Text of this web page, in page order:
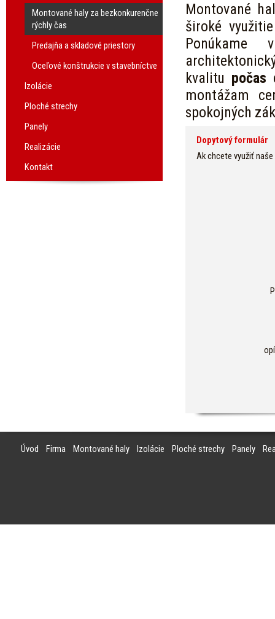
Montované haly za bezkonkurenčne
rýchly čas
Predajňa a skladové priestory
Oceľové konštrukcie v stavebníctve
Izolácie
Ploché strechy
Panely
Realizácie
Kontakt
Montované
široké
Ponúkame
kvalitu počas
montážam
spokojných
Dopytový formulár
Ak chcete využiť
Úvod Firma Montované haly Izolácie Ploché strechy Panely